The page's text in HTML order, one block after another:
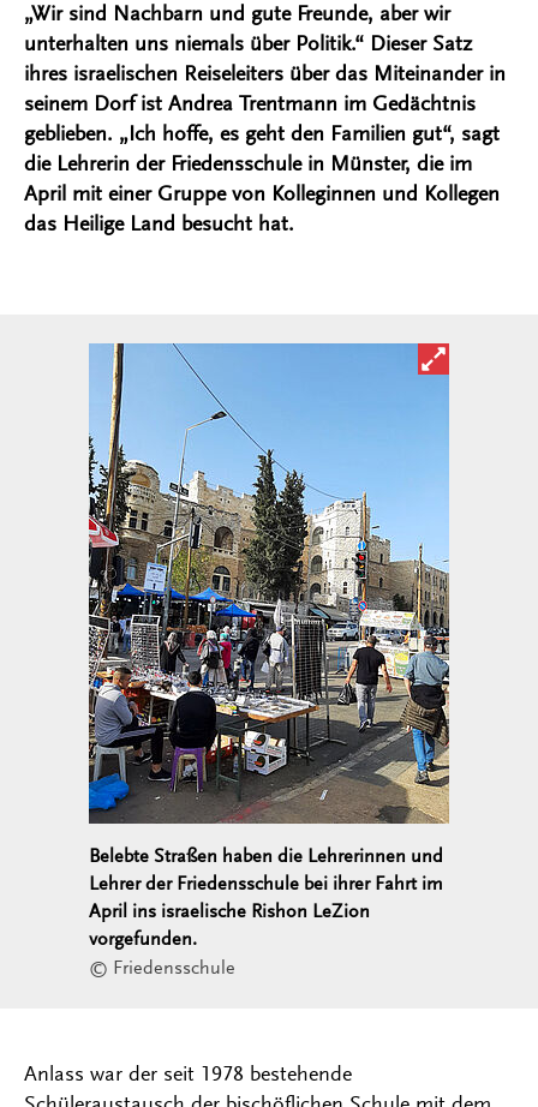
„Wir sind Nachbarn und gute Freunde, aber wir
unterhalten uns niemals über Politik.“ Dieser Satz
ihres israelischen Reiseleiters über das Miteinander in
seinem Dorf ist Andrea Trentmann im Gedächtnis
geblieben. „Ich hoffe, es geht den Familien gut“, sagt
die Lehrerin der Friedensschule in Münster, die im
April mit einer Gruppe von Kolleginnen und Kollegen
das Heilige Land besucht hat.
Bild in
Belebte Straßen haben die Lehrerinnen und
Lehrer der Friedensschule bei ihrer Fahrt im
April ins israelische Rishon LeZion
vorgefunden.
© Friedensschule
Anlass war der seit 1978 bestehende